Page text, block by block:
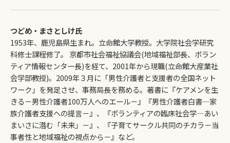
つどめ・まさとしけ氏
1953年、鹿児島県生まれ。立命館大学教授。大学院社会学研究
科修士課程修了。 京都市社会福祉協議会(地域福祉部長、ボラン
ティア情報センター長)を経て、2001年から現職(立命館大産業社
会学部教授)。2009年３月に「男性介護者と支援者の全国ネット
ワーク」を発足させ、事務局長を務める。著書に『ケアメンを生
きる－男性介護者100万人へのエール－』『男性介護者白書―家
族介護者支援への提言－』、『ボランティアの臨床社会学―あい
まいさに潜む「未来」－』、『子育てサークル共同のチカラ－当
事者性と地域福祉の視点から－』など。